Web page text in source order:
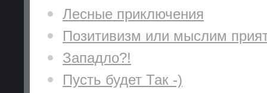
Лесные приключения
Позитивизм или мыслим
Западло?!
Пусть будет Так -)